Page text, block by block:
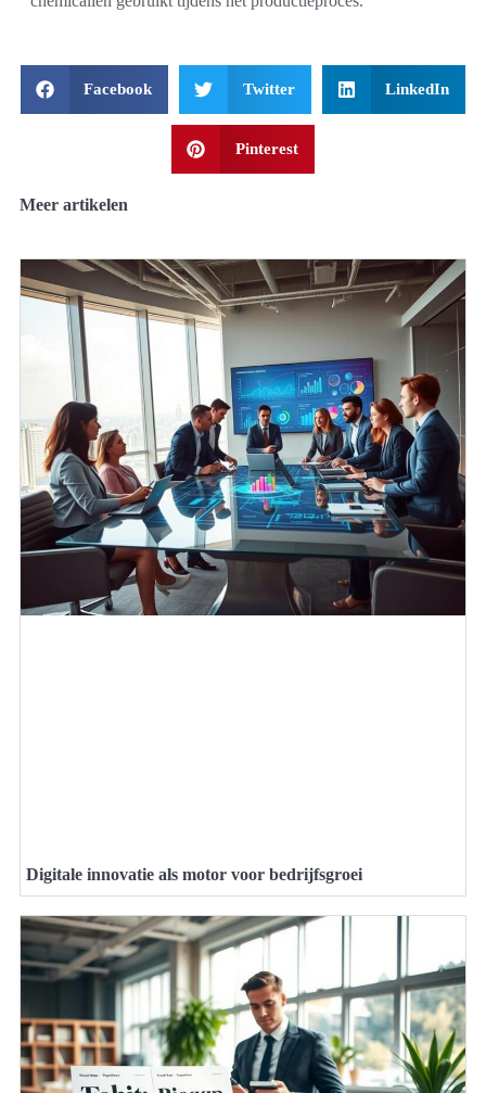
Facebook Twitter LinkedIn
Pinterest
Meer artikelen
Digitale innovatie als motor voor bedrijfsgroei